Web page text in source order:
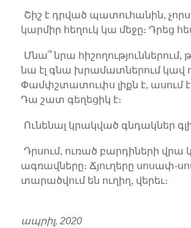
Շիշ է դրված պատուհանին,
կարմիր հեղուկ կա մեջը։ Դրեց
Մնա՞ նրա հիշողություններում,
նա էլ գնա խրամատներում կավ
Փամփշտատուփս լիքն է, ասում
Դա շատ գեղեցիկ է։
Ունենալ կրակված գնդակներ
Դրսում, ուռած բարդիների վրա
ագռավները։ Ճյուղերը սոսափ-
տարածվում են ուղիղ, վերեւ։
ապրիլ, 2020